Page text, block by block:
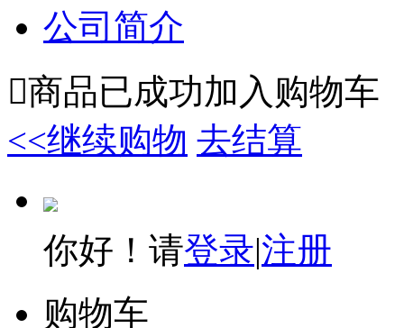
公司简介
商品已成功加入购物车
<<继续购物 去结算
你好！请登录|注册
购物车